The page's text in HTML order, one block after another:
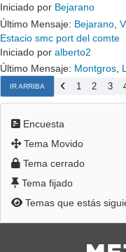
Iniciado por Bejarano
Último Mensaje: Bejarano
Estacio smc port del comte
Iniciado por alberto2
Último Mensaje: Montgros
IR ARRIBA 1 2 3
Encuesta
Tema Movido
Tema cerrado
Tema fijado
Temas que estás